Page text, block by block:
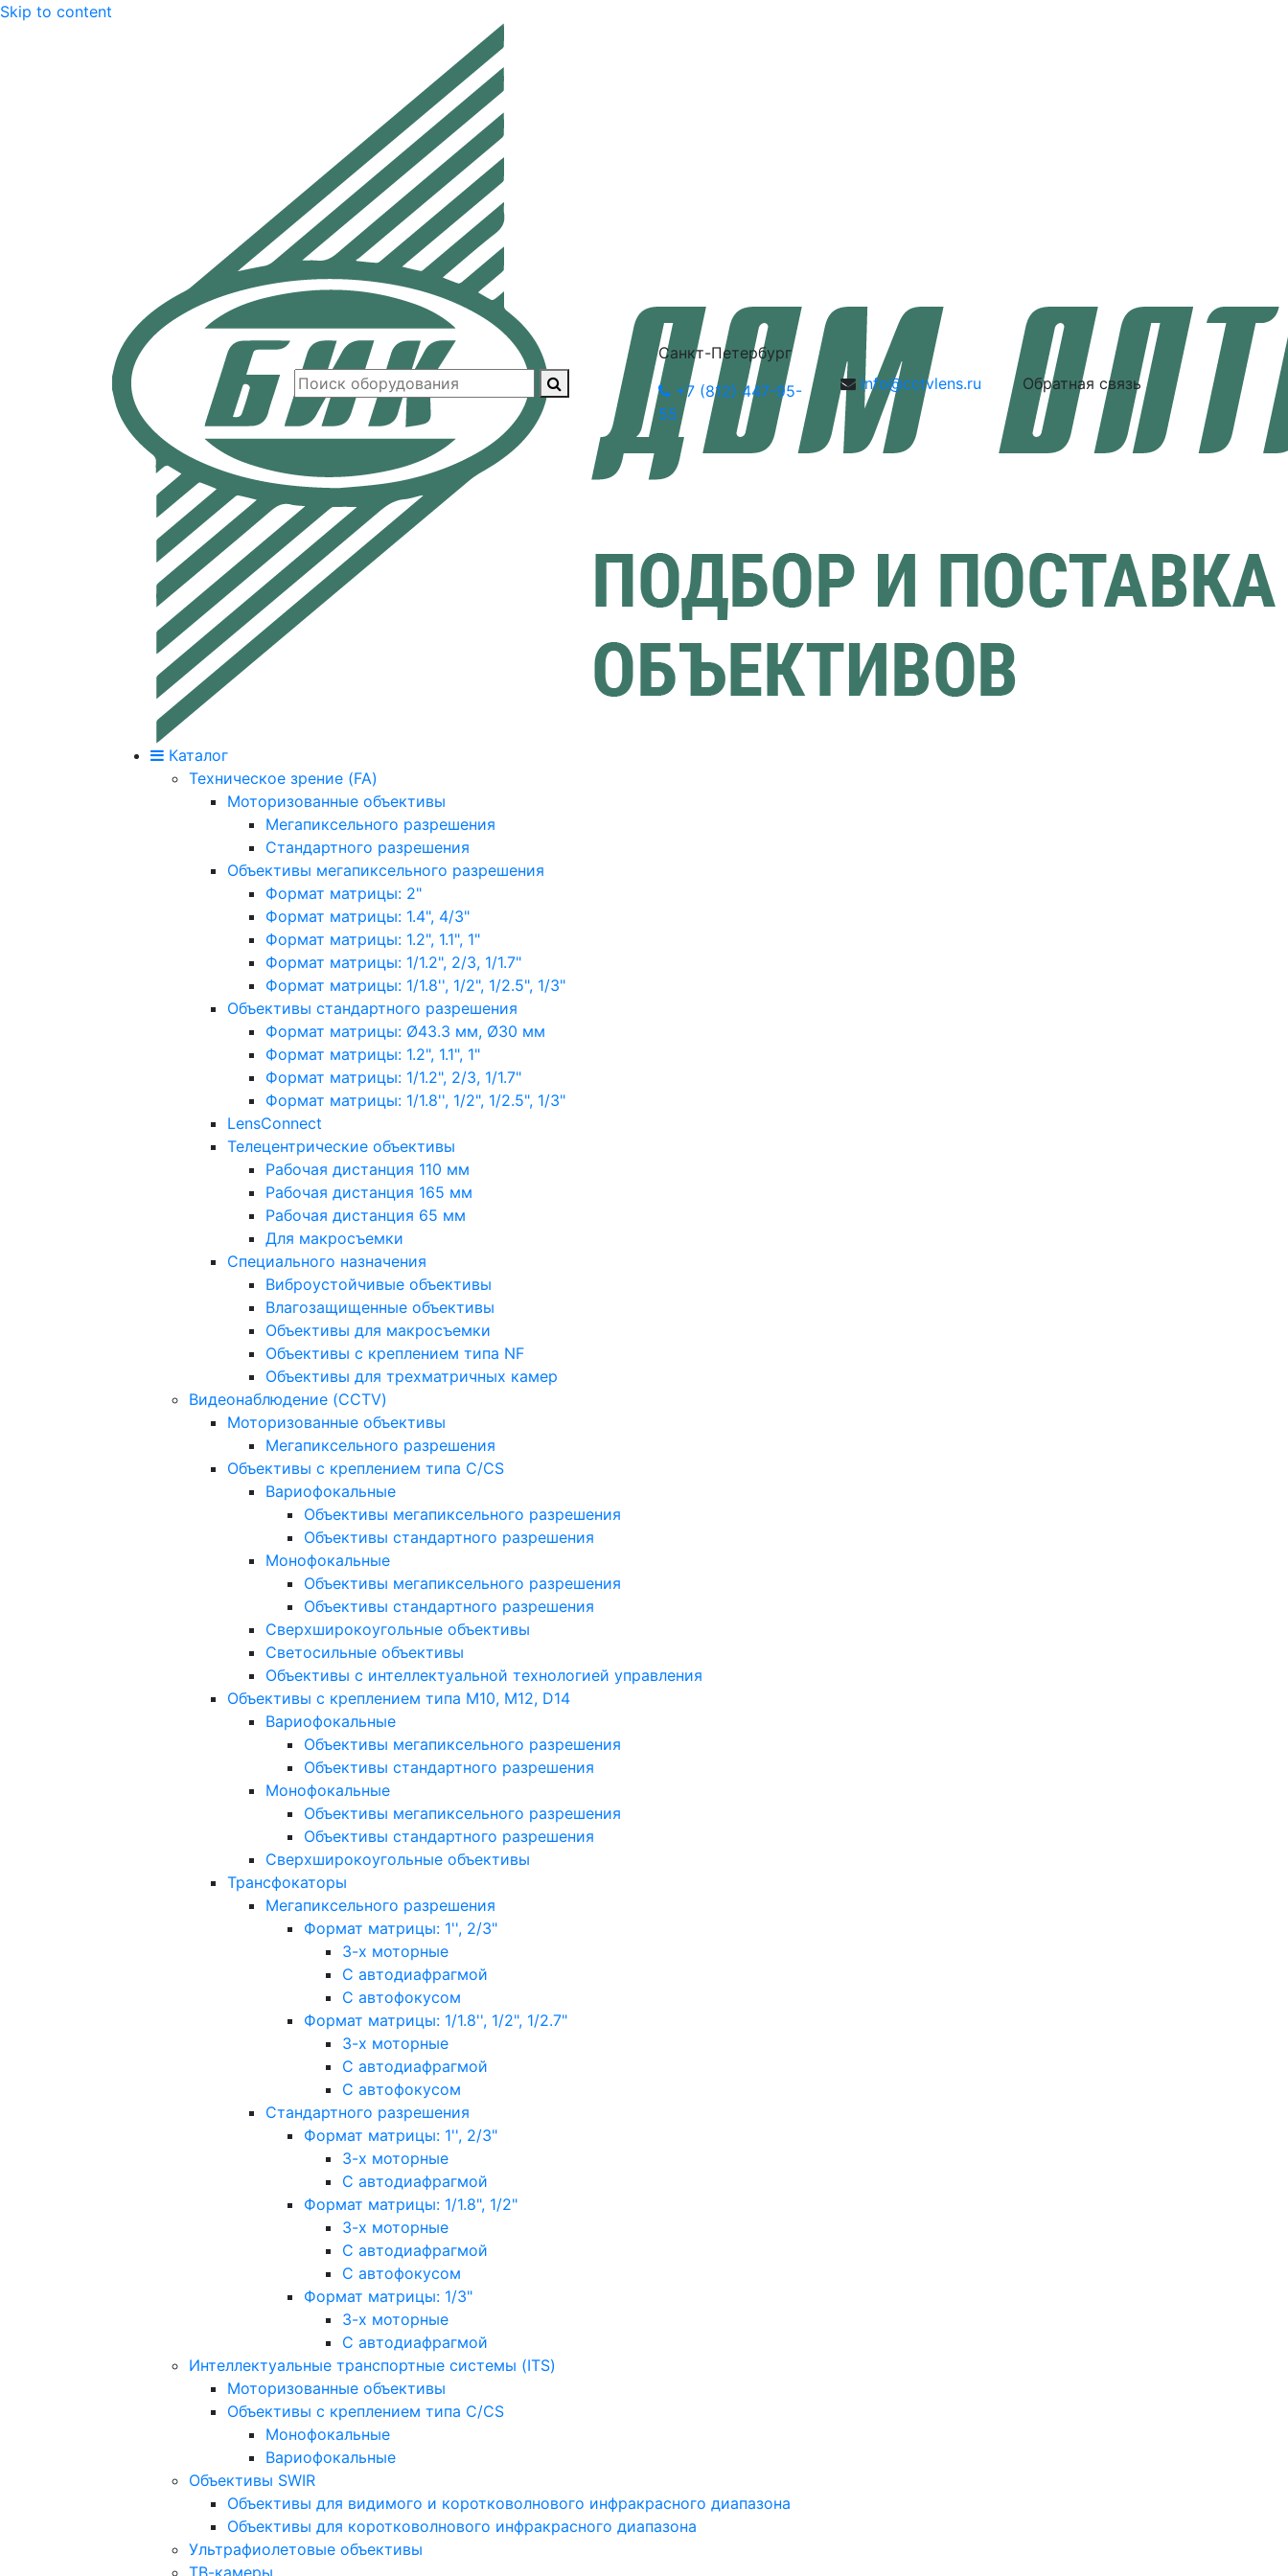
Skip to content
Санкт-Петербург
+7 (812) 447-95-
55
info@cctvlens.ru Обратная связь
Каталог
Техническое зрение (FA)
Моторизованные объективы
Мегапиксельного разрешения
Стандартного разрешения
Объективы мегапиксельного разрешения
Формат матрицы: 2"
Формат матрицы: 1.4", 4/3"
Формат матрицы: 1.2", 1.1", 1"
Формат матрицы: 1/1.2", 2/3, 1/1.7"
Формат матрицы: 1/1.8'', 1/2", 1/2.5", 1/3"
Объективы стандартного разрешения
Формат матрицы: Ø43.3 мм, Ø30 мм
Формат матрицы: 1.2", 1.1", 1"
Формат матрицы: 1/1.2", 2/3, 1/1.7"
Формат матрицы: 1/1.8'', 1/2", 1/2.5", 1/3"
LensConnect
Телецентрические объективы
Рабочая дистанция 110 мм
Рабочая дистанция 165 мм
Рабочая дистанция 65 мм
Для макросъемки
Специального назначения
Виброустойчивые объективы
Влагозащищенные объективы
Объективы для макросъемки
Объективы с креплением типа NF
Объективы для трехматричных камер
Видеонаблюдение (CCTV)
Моторизованные объективы
Мегапиксельного разрешения
Объективы с креплением типа C/CS
Вариофокальные
Объективы мегапиксельного разрешения
Объективы стандартного разрешения
Монофокальные
Объективы мегапиксельного разрешения
Объективы стандартного разрешения
Сверхширокоугольные объективы
Светосильные объективы
Объективы с интеллектуальной технологией управления
Объективы с креплением типа M10, M12, D14
Вариофокальные
Объективы мегапиксельного разрешения
Объективы стандартного разрешения
Монофокальные
Объективы мегапиксельного разрешения
Объективы стандартного разрешения
Сверхширокоугольные объективы
Трансфокаторы
Мегапиксельного разрешения
Формат матрицы: 1'', 2/3"
3-х моторные
С автодиафрагмой
С автофокусом
Формат матрицы: 1/1.8'', 1/2", 1/2.7"
3-х моторные
С автодиафрагмой
С автофокусом
Стандартного разрешения
Формат матрицы: 1'', 2/3"
3-х моторные
С автодиафрагмой
Формат матрицы: 1/1.8", 1/2"
3-х моторные
С автодиафрагмой
С автофокусом
Формат матрицы: 1/3"
3-х моторные
С автодиафрагмой
Интеллектуальные транспортные системы (ITS)
Моторизованные объективы
Объективы с креплением типа C/CS
Монофокальные
Вариофокальные
Объективы SWIR
Объективы для видимого и коротковолнового инфракрасного диапазона
Объективы для коротковолнового инфракрасного диапазона
Ультрафиолетовые объективы
ТВ-камеры